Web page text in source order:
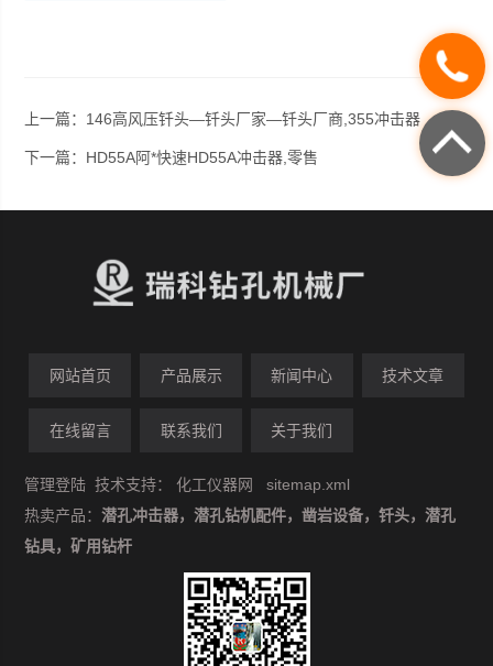
上一篇： 146高风压钎头—钎头厂家—钎头厂商,355冲击器
下一篇： HD55A阿*快速HD55A冲击器,零售
网站首页 产品展示 新闻中心 技术文章
在线留言 联系我们 关于我们
管理登陆 技术支持：化工仪器网
sitemap.xml
热卖产品：潜孔冲击器，潜孔钻机配件，凿岩设备，钎头，潜孔
钻具，矿用钻杆